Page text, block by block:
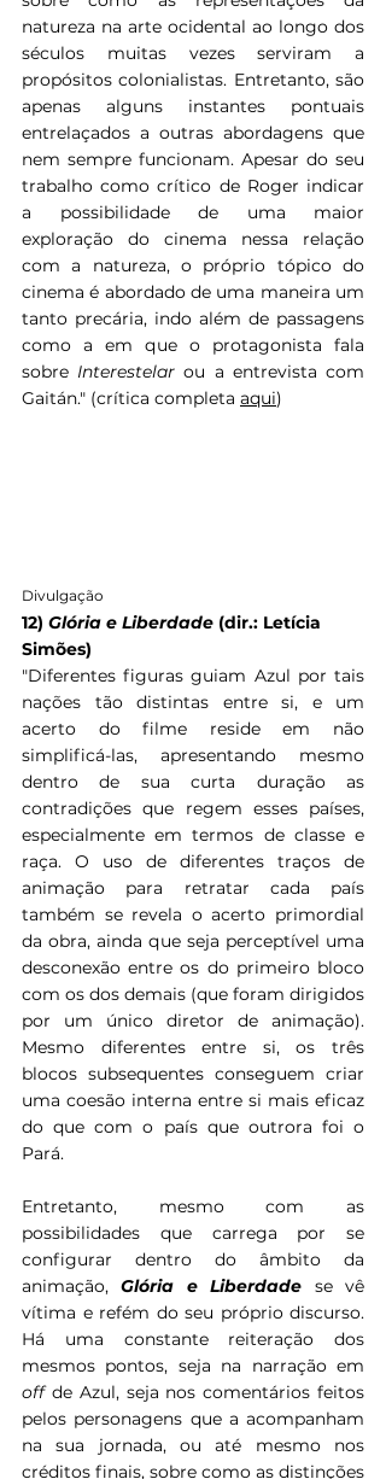
natureza na arte ocidental ao longo dos
séculos muitas vezes serviram a
propósitos colonialistas. Entretanto, são
apenas alguns instantes pontuais
entrelaçados a outras abordagens que
nem sempre funcionam. Apesar do seu
trabalho como crítico de Roger indicar
a possibilidade de uma maior
exploração do cinema nessa relação
com a natureza, o próprio tópico do
cinema é abordado de uma maneira um
tanto precária, indo além de passagens
como a em que o protagonista fala
sobre Interestelar ou a entrevista com
Gaitán." (crítica completa aqui)
Divulgação
12) Glória e Liberdade (dir.: Letícia
Simões)
"Diferentes figuras guiam Azul por tais
nações tão distintas entre si, e um
acerto do filme reside em não
simplificá-las, apresentando mesmo
dentro de sua curta duração as
contradições que regem esses países,
especialmente em termos de classe e
raça. O uso de diferentes traços de
animação para retratar cada país
também se revela o acerto primordial
da obra, ainda que seja perceptível uma
desconexão entre os do primeiro bloco
com os dos demais (que foram dirigidos
por um único diretor de animação).
Mesmo diferentes entre si, os três
blocos subsequentes conseguem criar
uma coesão interna entre si mais eficaz
do que com o país que outrora foi o
Pará.
Entretanto, mesmo com as
possibilidades que carrega por se
configurar dentro do âmbito da
animação, Glória e Liberdade se vê
vítima e refém do seu próprio discurso.
Há uma constante reiteração dos
off de Azul, seja nos comentários feitos
pelos personagens que a acompanham
na sua jornada, ou até mesmo nos
créditos finais, sobre como as distinções